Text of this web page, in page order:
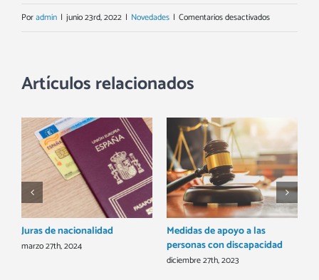
Poradmin | junio 23rd, 2022 | Novedades | Comentarios desactivadosen
Ley
de
Créditos
Inmobiliarios
Artículos relacionados
Juras de nacionalidad
marzo 27th, 2024
Medidas de apoyo a las
personas con discapacidad
diciembre 27th, 2023